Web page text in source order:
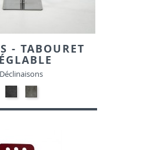
- TABOURET
Déclinaisons
NOIR
TACHETE-
05-
GRIS
TACHETE-